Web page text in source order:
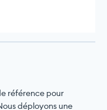
référence pour
déployons une